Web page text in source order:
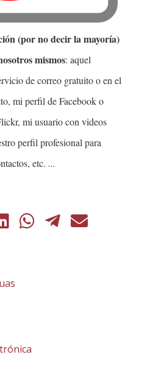
(por no decir la mayoría)
mismos: aquel
de correo gratuito o en el
mi perfil de Facebook o
mi usuario con videos
perfil profesional para
etc. …